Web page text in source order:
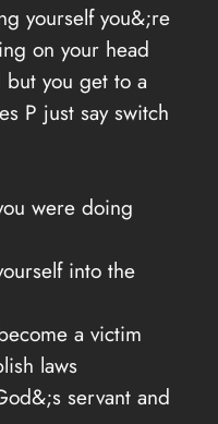
yourself you&;re
on your head
you get to a
P just say switch
were doing
into the
a victim
laws
servant and